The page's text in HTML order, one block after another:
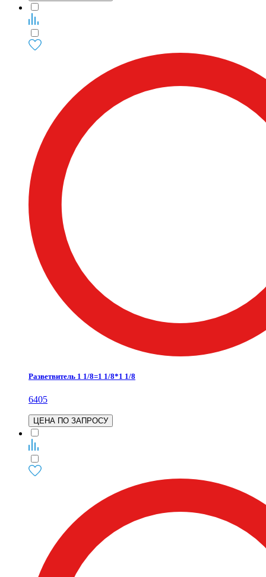
Разветвитель 1 1/8=1 1/8*1 1/8
6405
ЦЕНА ПО ЗАПРОСУ